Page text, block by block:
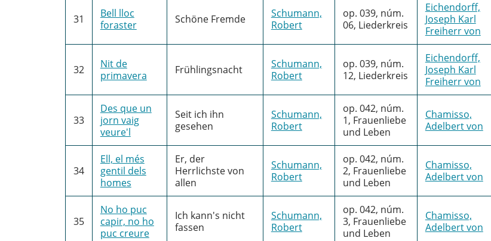
31
Bell lloc
foraster
Schöne Fremde
Schumann,
Robert
op. 039, núm.
06, Liederkreis
Eichendorff,
Joseph Karl
Freiherr von
32
Nit de
primavera
Frühlingsnacht
Schumann,
Robert
op. 039, núm.
12, Liederkreis
Eichendorff,
Joseph Karl
Freiherr von
33
Des que un
jorn vaig
veure'l
Seit ich ihn
gesehen
Schumann,
Robert
op. 042, núm.
1, Frauenliebe
und Leben
Chamisso,
Adelbert von
34
Ell, el més
gentil dels
homes
Er, der
Herrlichste von
allen
Schumann,
Robert
op. 042, núm.
2, Frauenliebe
und Leben
Chamisso,
Adelbert von
35
No ho puc
capir, no ho
puc creure
Ich kann's nicht
fassen
Schumann,
Robert
op. 042, núm.
3, Frauenliebe
und Leben
Chamisso,
Adelbert von